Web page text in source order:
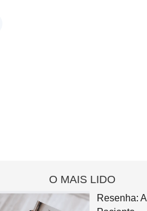
O MAIS LIDO
Resenha: A